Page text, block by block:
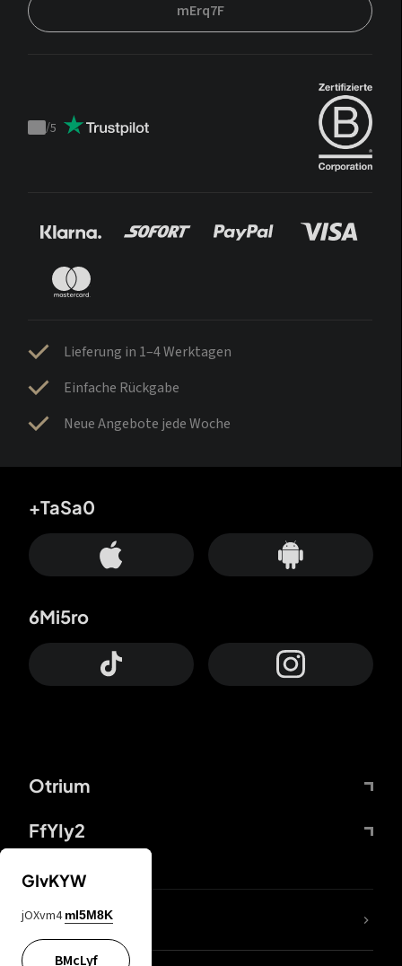
mErq7F
Trustpilot
/5
Lieferung in 1–4 Werktagen
Einfache Rückgabe
Neue Angebote jede Woche
Otrium
FfYIy2
+TaSa0
6Mi5ro
DDcvSo
GIvKYW
jOXvm4 mI5M8K
BMcLyf